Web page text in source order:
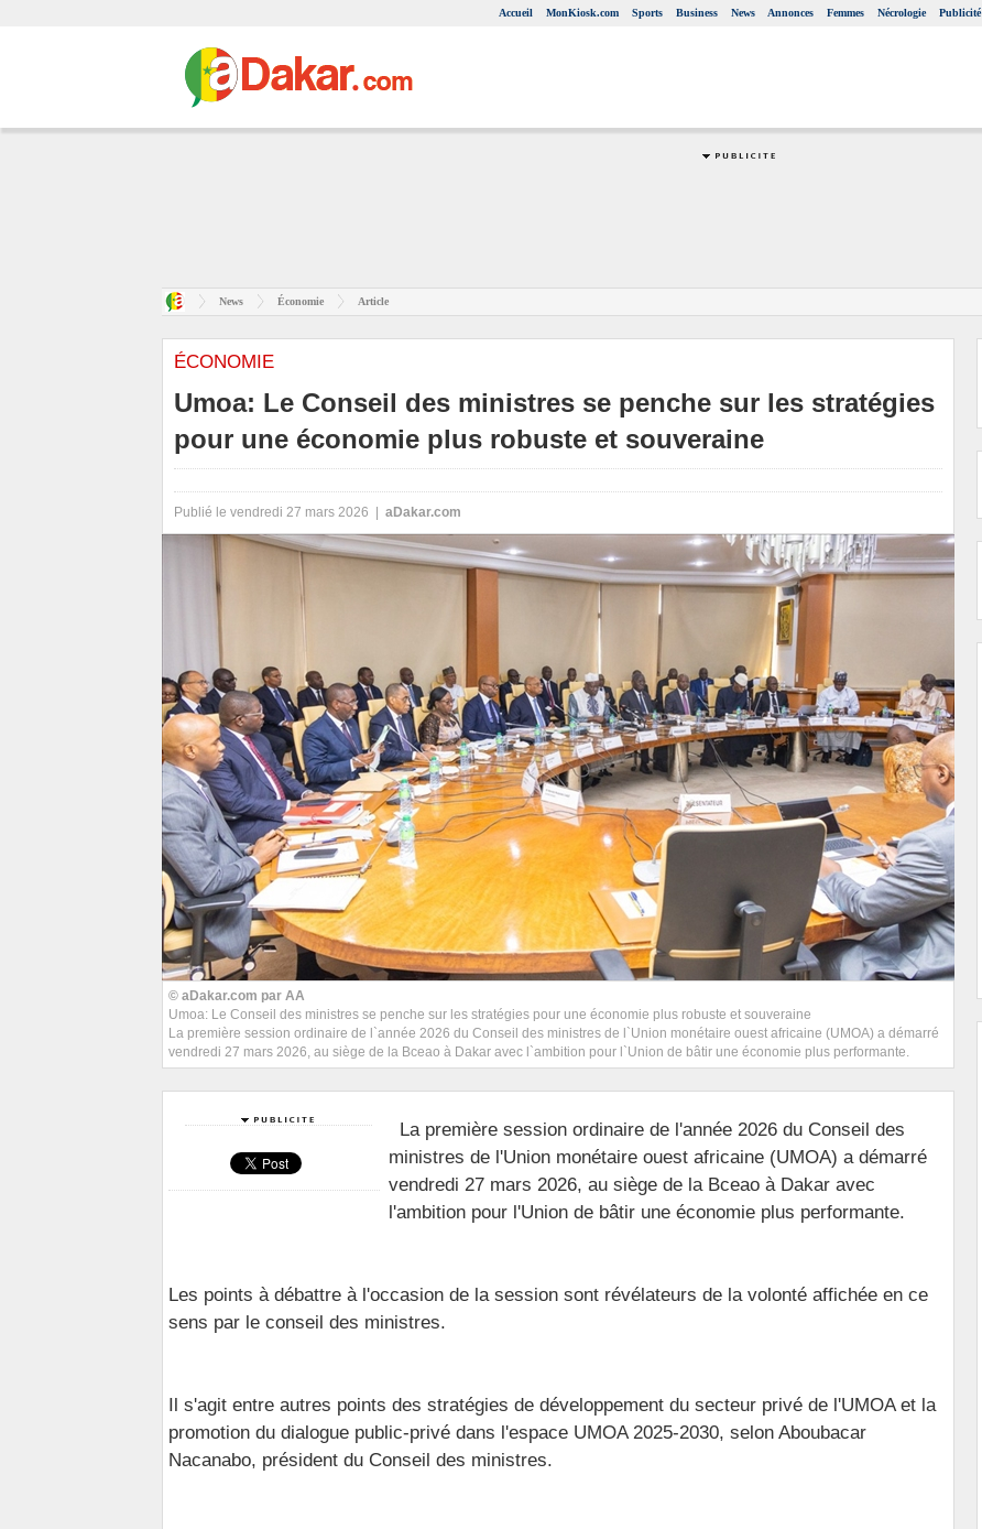
Accueil MonKiosk.com Sports Business News Annonces Femmes Nécrologie Publicité
News Économie Article
ÉCONOMIE
Umoa: Le Conseil des ministres se penche sur les stratégies
pour une économie plus robuste et souveraine
Publié le vendredi 27 mars 2026 | aDakar.com
© aDakar.com par AA
Umoa: Le Conseil des ministres se penche sur les stratégies pour une économie plus robuste et souveraine
La première session ordinaire de l`année 2026 du Conseil des ministres de l`Union monétaire ouest africaine (UMOA) a démarré
vendredi 27 mars 2026, au siège de la Bceao à Dakar avec l`ambition pour l`Union de bâtir une économie plus performante.
La première session ordinaire de l'année 2026 du Conseil des
ministres de l'Union monétaire ouest africaine (UMOA) a démarré
vendredi 27 mars 2026, au siège de la Bceao à Dakar avec
l'ambition pour l'Union de bâtir une économie plus performante.
Les points à débattre à l'occasion de la session sont révélateurs de la volonté affichée en ce
sens par le conseil des ministres.
Il s'agit entre autres points des stratégies de développement du secteur privé de l'UMOA et la
promotion du dialogue public-privé dans l'espace UMOA 2025-2030, selon Aboubacar
Nacanabo, président du Conseil des ministres.